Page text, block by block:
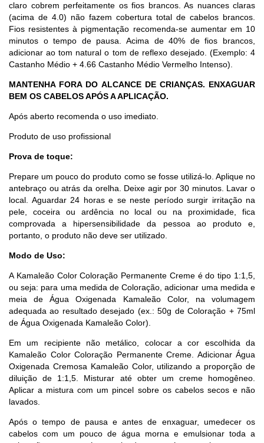
claro cobrem perfeitamente os fios brancos. As nuances claras
(acima de 4.0) não fazem cobertura total de cabelos brancos.
Fios resistentes à pigmentação recomenda-se aumentar em 10
minutos o tempo de pausa. Acima de 40% de fios brancos,
adicionar ao tom natural o tom de reflexo desejado. (Exemplo: 4
Castanho Médio + 4.66 Castanho Médio Vermelho Intenso).
MANTENHA FORA DO ALCANCE DE CRIANÇAS. ENXAGUAR
BEM OS CABELOS APÓS A APLICAÇÃO.
Após aberto recomenda o uso imediato.
Produto de uso profissional
Prova de toque:
Prepare um pouco do produto como se fosse utilizá-lo. Aplique no
antebraço ou atrás da orelha. Deixe agir por 30 minutos. Lavar o
local. Aguardar 24 horas e se neste período surgir irritação na
pele, coceira ou ardência no local ou na proximidade, fica
comprovada a hipersensibilidade da pessoa ao produto e,
portanto, o produto não deve ser utilizado.
Modo de Uso:
A Kamaleão Color Coloração Permanente Creme é do tipo 1:1,5,
ou seja: para uma medida de Coloração, adicionar uma medida e
meia de Água Oxigenada Kamaleão Color, na volumagem
adequada ao resultado desejado (ex.: 50g de Coloração + 75ml
de Água Oxigenada Kamaleão Color).
Em um recipiente não metálico, colocar a cor escolhida da
Kamaleão Color Coloração Permanente Creme. Adicionar Água
Oxigenada Cremosa Kamaleão Color, utilizando a proporção de
diluição de 1:1,5. Misturar até obter um creme homogêneo.
Aplicar a mistura com um pincel sobre os cabelos secos e não
lavados.
Após o tempo de pausa e antes de enxaguar, umedecer os
cabelos com um pouco de água morna e emulsionar toda a